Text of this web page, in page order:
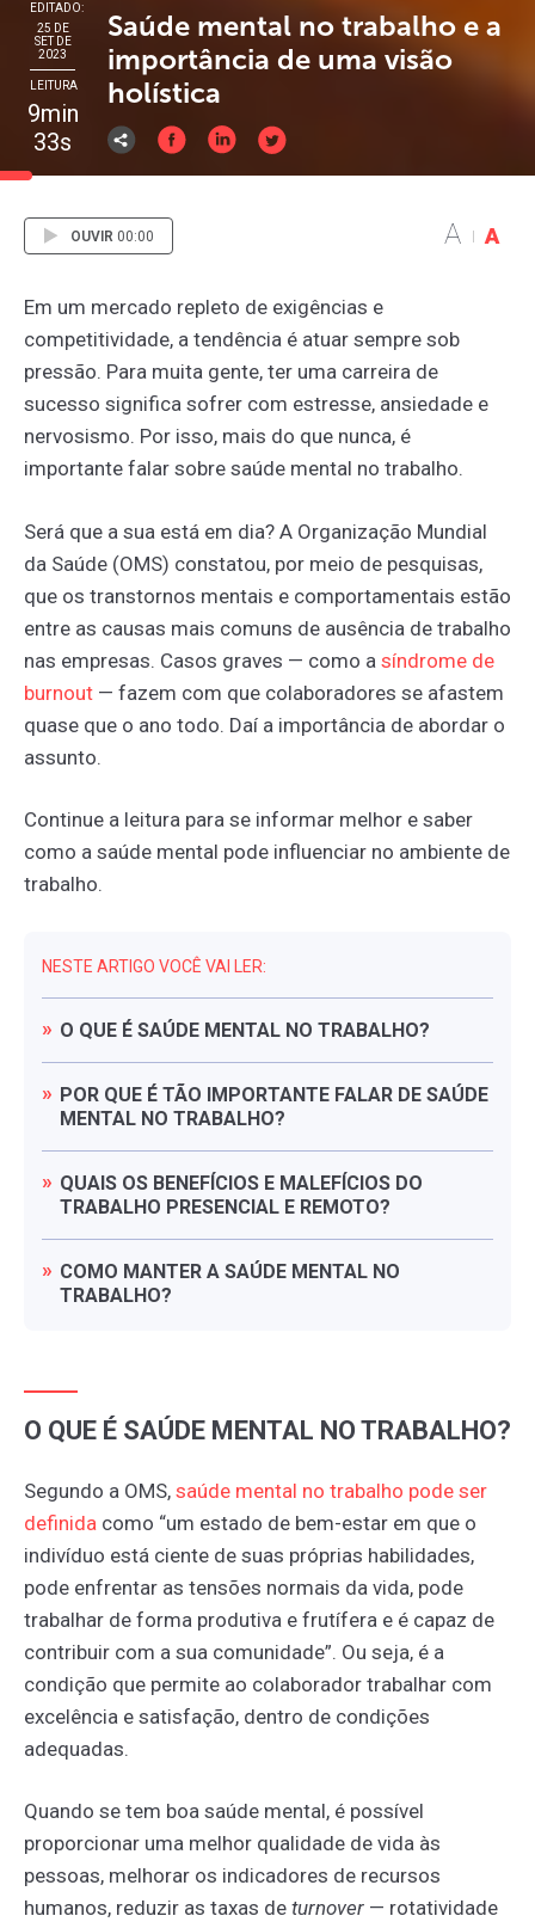
Saúde mental no trabalho e a
importância de uma visão
holística
EDITADO:
25 DE
SET DE
2023
LEITURA
9min
33s
OUVIR 00:00 A A
Em um mercado repleto de exigências e
competitividade, a tendência é atuar sempre sob
pressão. Para muita gente, ter uma carreira de
sucesso significa sofrer com estresse, ansiedade e
nervosismo. Por isso, mais do que nunca, é
importante falar sobre saúde mental no trabalho.
Será que a sua está em dia? A Organização Mundial
da Saúde (OMS) constatou, por meio de pesquisas,
que os transtornos mentais e comportamentais estão
entre as causas mais comuns de ausência de trabalho
nas empresas. Casos graves — como a síndrome de
burnout — fazem com que colaboradores se afastem
quase que o ano todo. Daí a importância de abordar o
assunto.
Continue a leitura para se informar melhor e saber
como a saúde mental pode influenciar no ambiente de
trabalho.
NESTE ARTIGO VOCÊ VAI LER:
O QUE É SAÚDE MENTAL NO TRABALHO?
POR QUE É TÃO IMPORTANTE FALAR DE SAÚDE
MENTAL NO TRABALHO?
QUAIS OS BENEFÍCIOS E MALEFÍCIOS DO
TRABALHO PRESENCIAL E REMOTO?
COMO MANTER A SAÚDE MENTAL NO
TRABALHO?
O QUE É SAÚDE MENTAL NO TRABALHO?
Segundo a OMS, saúde mental no trabalho pode ser
definida como “um estado de bem-estar em que o
indivíduo está ciente de suas próprias habilidades,
pode enfrentar as tensões normais da vida, pode
trabalhar de forma produtiva e frutífera e é capaz de
contribuir com a sua comunidade”. Ou seja, é a
condição que permite ao colaborador trabalhar com
excelência e satisfação, dentro de condições
adequadas.
Quando se tem boa saúde mental, é possível
proporcionar uma melhor qualidade de vida às
pessoas, melhorar os indicadores de recursos
humanos, reduzir as taxas de turnover — rotatividade